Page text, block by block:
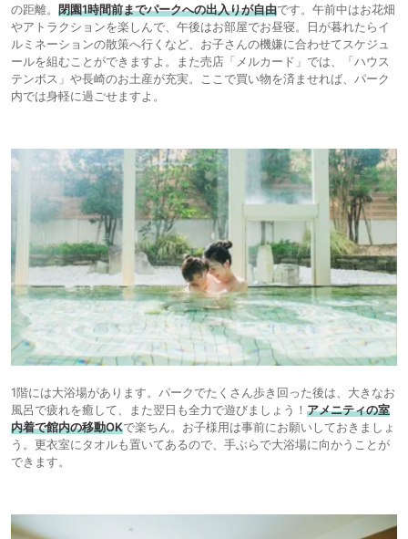
の距離。 閉園1時間前までパークへの出入りが自由です。午前中はお花畑
やアトラクションを楽しんで、午後はお部屋でお昼寝。日が暮れたらイ
ルミネーションの散策へ行くなど、お子さんの機嫌に合わせてスケジュ
ールを組むことができますよ。また売店「メルカード」では、「ハウス
テンボス」や長崎のお土産が充実。ここで買い物を済ませれば、パーク
内では身軽に過ごせますよ。
1階には大浴場があります。パークでたくさん歩き回った後は、大きなお
風呂で疲れを癒して、また翌日も全力で遊びましょう！ アメニティの室
内着で館内の移動OKで楽ちん。お子様用は事前にお願いしておきましょ
う。更衣室にタオルも置いてあるので、手ぶらで大浴場に向かうことが
できます。